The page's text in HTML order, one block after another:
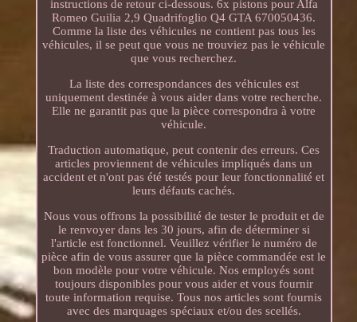
instructions de retour ci-dessous. 6x pistons pour Alfa
Romeo Guilia 2,9 Quadrifoglio Q4 GTA 670050436.
Comme la liste des véhicules ne contient pas tous les
véhicules, il se peut que vous ne trouviez pas le véhicule
que vous recherchez.
La liste des correspondances des véhicules est
uniquement destinée à vous aider dans votre recherche.
Elle ne garantit pas que la pièce correspondra à votre
véhicule.
Traduction automatique, peut contenir des erreurs. Ces
articles proviennent de véhicules impliqués dans un
accident et n'ont pas été testés pour leur fonctionnalité et
leurs défauts cachés.
Nous vous offrons la possibilité de tester le produit et de
le renvoyer dans les 30 jours, afin de déterminer si
l'article est fonctionnel. Veuillez vérifier le numéro de
pièce afin de vous assurer que la pièce commandée est le
bon modèle pour votre véhicule. Nos employés sont
toujours disponibles pour vous aider et vous fournir
toute information requise. Tous nos articles sont fournis
avec des marquages spéciaux et/ou des scellés.